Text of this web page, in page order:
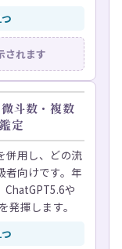
されます
斗数・複数
定
併用し、どの流
者向けです。年
や
発揮します。